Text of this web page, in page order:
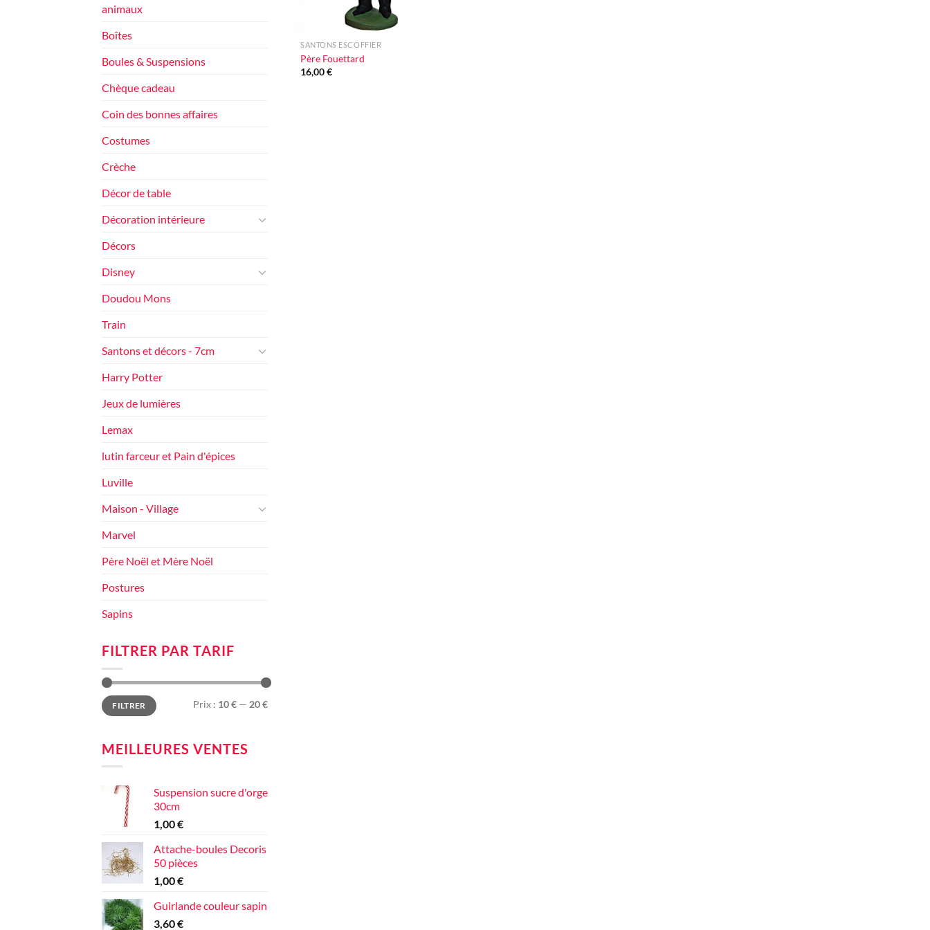
animaux
Boîtes
Boules & Suspensions
Chèque cadeau
Coin des bonnes affaires
Costumes
Crèche
Décor de table
Décoration intérieure
Décors
Disney
Doudou Mons
Train
Santons et décors - 7cm
Harry Potter
Jeux de lumières
Lemax
lutin farceur et Pain d'épices
Luville
Maison - Village
Marvel
Père Noël et Mère Noël
Postures
Sapins
FILTRER PAR TARIF
Prix
min
Prix
maxFILTRER Prix : 10 € — 20 €
MEILLEURES VENTES
Suspension sucre d'orge
30cm
1,00€
Attache-boules Decoris
50 pièces
1,00€
Guirlande couleur sapin
3,60€
SANTONS ESCOFFIER
Père Fouettard
16,00€